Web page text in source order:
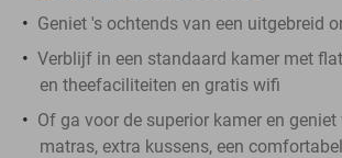
Geniet 's ochtends van een uitgebreid
Verblijf in een standaard kamer met
en theefaciliteiten en gratis wifi
Of ga voor de superior kamer en geniet
matras, extra kussens, een